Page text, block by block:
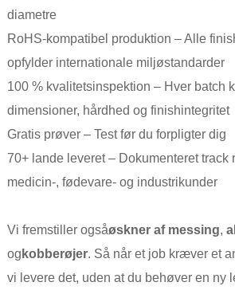
diametre
RoHS-kompatibel produktion – Alle
opfylder internationale miljøstandarder
100 % kvalitetsinspektion – Hver batch
dimensioner, hårdhed og finishintegritet
Gratis prøver – Test før du forpligter dig
70+ lande leveret – Dokumenteret track
medicin-, fødevare- og industrikunder
Vi fremstiller ogsåøskner af messing,
og kobberøjer. Så når et job kræver et
vi levere det, uden at du behøver en ny